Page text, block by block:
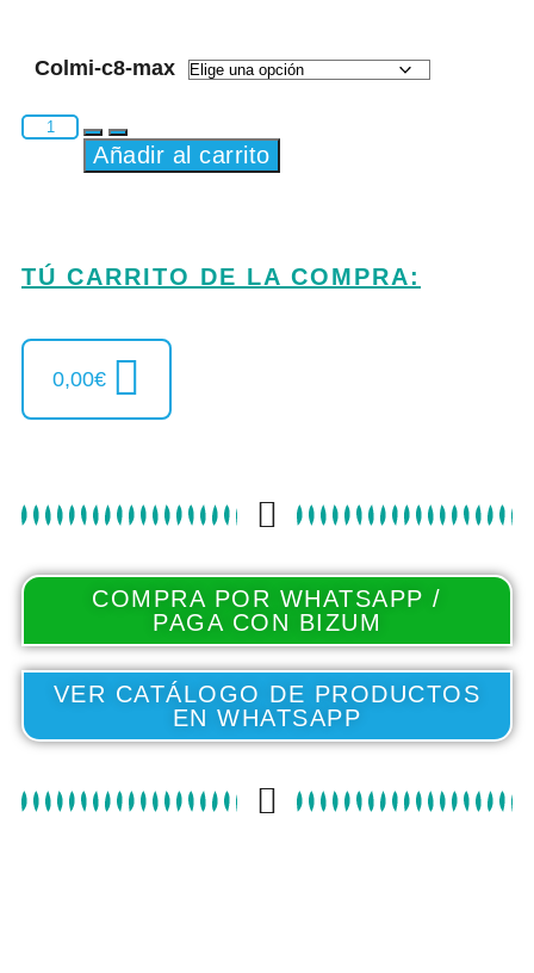
Colmi-c8-max
Añadir al carrito
TÚ CARRITO DE LA COMPRA:
0,00€
COMPRA POR WHATSAPP /
PAGA CON BIZUM
VER CATÁLOGO DE PRODUCTOS
EN WHATSAPP